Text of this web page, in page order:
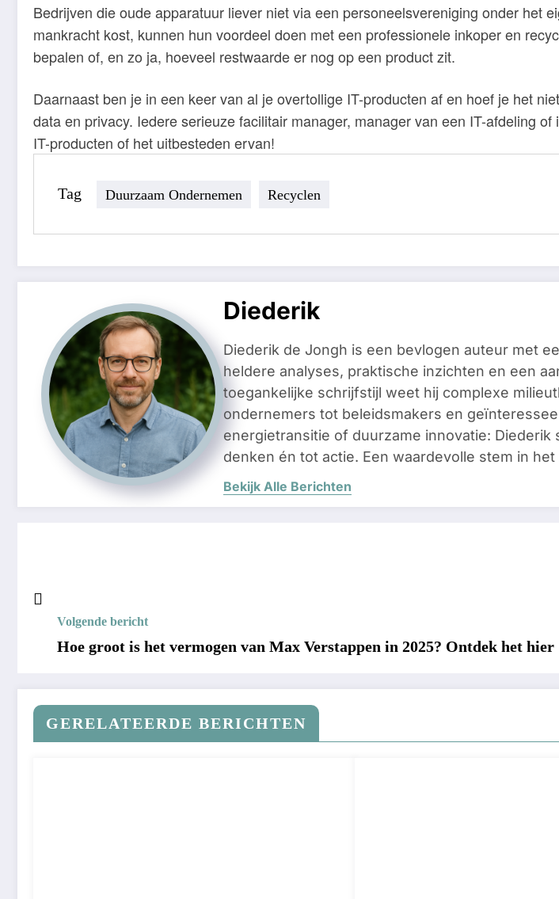
Bedrijven die oude apparatuur liever niet via een personeelsvereniging onder het
mankracht kost, kunnen hun voordeel doen met een professionele inkoper en
bepalen of, en zo ja, hoeveel restwaarde er nog op een product zit.
Daarnaast ben je in een keer van al je overtollige IT-producten af en hoef je het
data en privacy. Iedere serieuze facilitair manager, manager van een IT-afdeling
IT-producten of het uitbesteden ervan!
Tag Duurzaam Ondernemen Recyclen
Diederik
Diederik de Jongh is een bevlogen auteur met
heldere analyses, praktische inzichten en een
toegankelijke schrijfstijl weet hij complexe
ondernemers tot beleidsmakers en
energietransitie of duurzame innovatie:
denken én tot actie. Een waardevolle stem in
Bekijk Alle Berichten
Volgende bericht
Hoe groot is het vermogen van Max Verstappen in 2025? Ontdek het hier
GERELATEERDE BERICHTEN